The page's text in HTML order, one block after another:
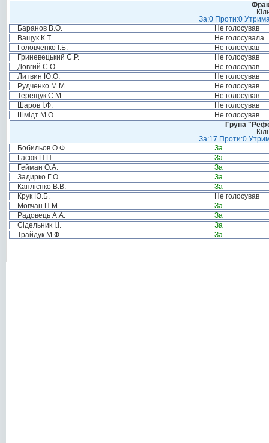
За:0 Проти:0
Баранов В.О.
Не голосував
Ващук К.Т.
Не голосувала
Головченко І.Б.
Не голосував
Гриневецький С.Р.
Не голосував
Довгий С.О.
Не голосував
Литвин Ю.О.
Не голосував
Рудченко М.М.
Не голосував
Терещук С.М.
Не голосував
Шаров І.Ф.
Не голосував
Шмідт М.О.
Не голосував
Група
За:17 Проти:0
Бобильов О.Ф.
За
Гасюк П.П.
За
Гейман О.А.
За
Задирко Г.О.
За
Каплієнко В.В.
За
Крук Ю.Б.
Не голосував
Мовчан П.М.
За
Радовець А.А.
За
Сідельник І.І.
За
Трайдук М.Ф.
За